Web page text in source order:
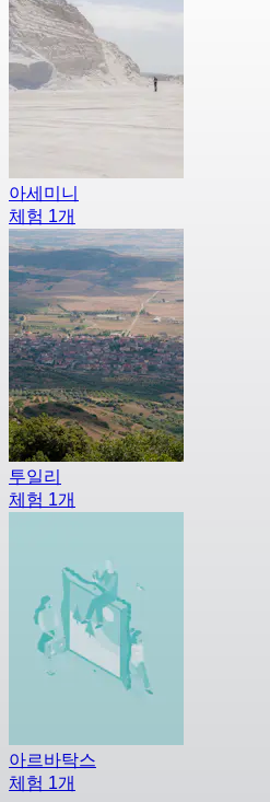
아세미니
체험 1개
투일리
체험 1개
아르바탁스
체험 1개